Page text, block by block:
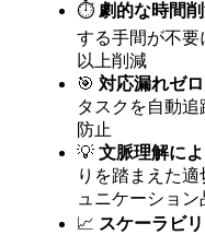
⏱️ 劇的な時間
する手間が不
以上削減
🎯対応漏れゼロ
タスクを自動
防止
💡文脈理解に
りを踏まえた
ュニケーショ
📈 スケーラビ